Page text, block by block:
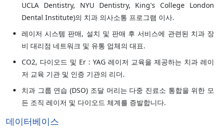
UCLA Dentistry, NYU Dentistry, King's College London
Dental Institute)의 치과 의사소통 프로그램 이사.
레이저 시스템 판매, 설치 및 판매 후 서비스에 관련된 치과 장
비 대리점 네트워크 및 유통 업체의 대표.
CO2, 다이오드 및 Er : YAG 레이저 교육을 제공하는 치과 레이
저 교육 기관 및 인증 기관의 리더.
치과 그룹 연습 (DSO) 조달 머리는 다중 진료소 통합을 위한 모
든 조직 레이저 및 다이오드 체계를 증발합니다.
데이터베이스